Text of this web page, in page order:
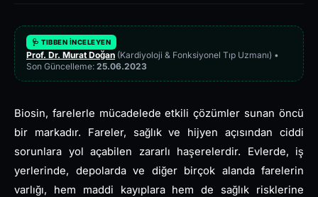
🩺 TIBBEN İNCELEYEN
Prof. Dr. Murat Doğan (Kardiyoloji & Fonksiyonel Tıp Uzmanı) •
Son Güncelleme: 25.06.2023
Biosin, farelerle mücadelede etkili çözümler sunan öncü
bir markadır. Fareler, sağlık ve hijyen açısından ciddi
sorunlara yol açabilen zararlı haşerelerdir. Evlerde, iş
yerlerinde, depolarda ve diğer birçok alanda farelerin
varlığı, hem maddi kayıplara hem de sağlık risklerine